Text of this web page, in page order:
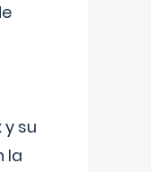
su
la